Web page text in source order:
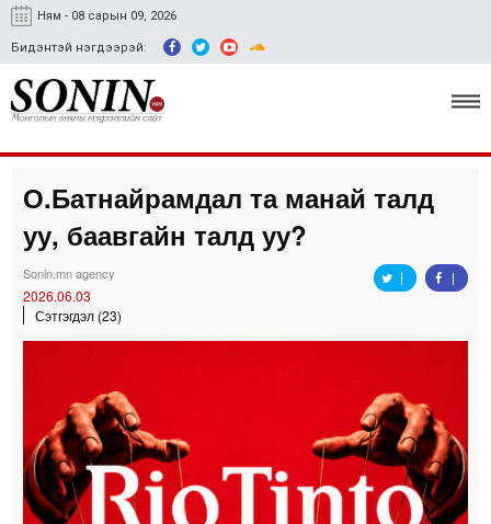
Ням - 08 сарын 09, 2026
Бидэнтэй нэгдээрэй:
Улс төр, эдийн засаг
Гэмт хэрэг
Спорт
О.Батнайрамдал та манай талд
уу, баавгайн талд уу?
Sonin.mn agency
2026.06.03
Сэтгэгдэл (23)